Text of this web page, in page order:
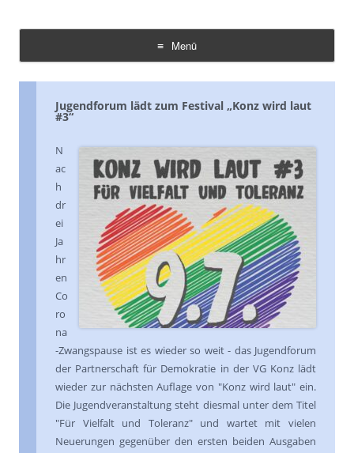
Menü
Zum
Inhalt
Jugendforum lädt zum Festival „Konz wird laut
#3“
N
ac
h
dr
ei
Ja
hr
en
Co
ro
na
-Zwangspause ist es wieder so weit - das Jugendforum
der Partnerschaft für Demokratie in der VG Konz lädt
wieder zur nächsten Auflage von "Konz wird laut" ein.
Die Jugendveranstaltung steht diesmal unter dem Titel
"Für Vielfalt und Toleranz" und wartet mit vielen
Neuerungen gegenüber den ersten beiden Ausgaben